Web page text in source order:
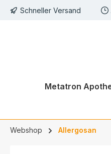
Zur
Schneller Versand
Metatron
Webshop Allergosan